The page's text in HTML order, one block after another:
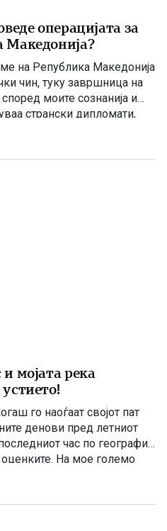
операцијата за
Македонија?
на Република Македонија
чин, туку завршница на
моите сознанија и
странски дипломати,
центри на влијание.
Рикер, кој долги
мојата река
го наоѓаат својот пат
денови пред летниот
час по географија
На мое големо
ме крена мене и ми
конечна […]